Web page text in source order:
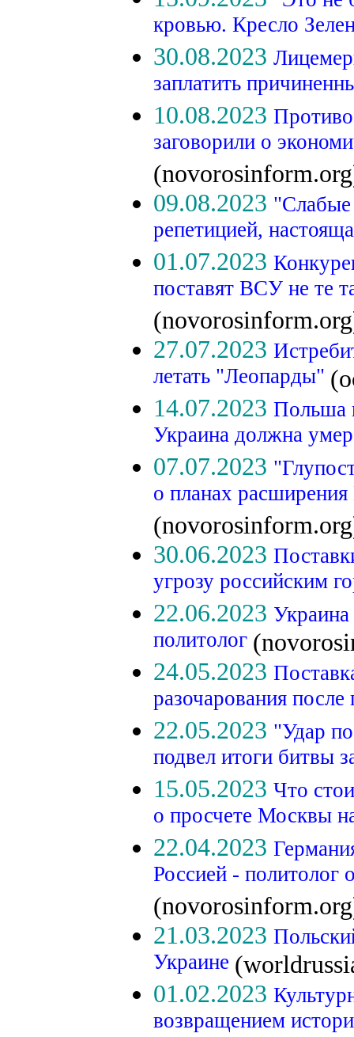
кровью. Кресло
30.08.2023
заплатить
10.08.2023
заговорили о
09.08.2023 "Слабые
репетицией,
01.07.2023
поставят ВСУ не те
27.07.2023
летать "Леопарды"
14.07.2023 Польша
Украина должна
07.07.2023
о планах
30.06.2023
угрозу российским
22.06.2023
политолог
24.05.2023
разочарования
22.05.2023 "Удар
подвел итоги битвы
15.05.2023 Что
о просчете Москвы
22.04.2023
Россией - политолог
21.03.2023
Украине
01.02.2023
возвращением